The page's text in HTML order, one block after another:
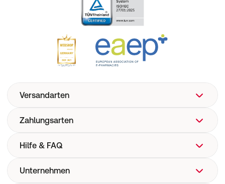
Versandarten
Zahlungsarten
Hilfe & FAQ
FAQ
Unternehmen